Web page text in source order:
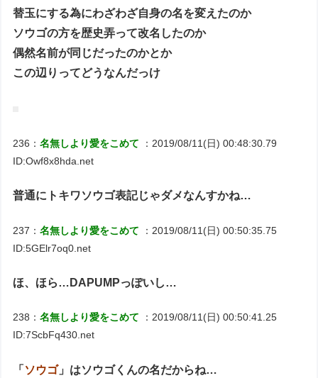
替玉にする為にわざわざ自身の名を変えたのか
ソウゴの方を歴史弄って改名したのか
偶然名前が同じだったのかとか
この辺りってどうなんだっけ
236：名無しより愛をこめて
：2019/08/11(日) 00:48:30.79
ID:Owf8x8hda.net
普通にトキワソウゴ表記じゃダメなんすかね…
237：名無しより愛をこめて
：2019/08/11(日) 00:50:35.75
ID:5GElr7oq0.net
ほ、ほら…DAPUMPっぽいし…
238：名無しより愛をこめて
：2019/08/11(日) 00:50:41.25
ID:7ScbFq430.net
「 ソウゴ」はソウゴくんの名だからね…